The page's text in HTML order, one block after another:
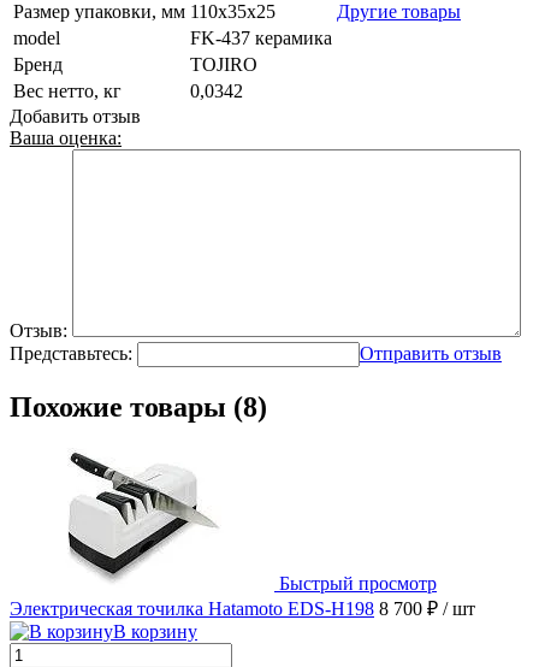
Размер упаковки, мм 110x35x25
Другие товары
model
FK-437 керамика
Бренд
TOJIRO
Вес нетто, кг
0,0342
Добавить отзыв
Ваша оценка:
Отзыв:
Представьтесь:
Отправить отзыв
Похожие товары (8)
Быстрый просмотр
Электрическая точилка Hatamoto EDS-H198 8 700 ₽ / шт
В корзину